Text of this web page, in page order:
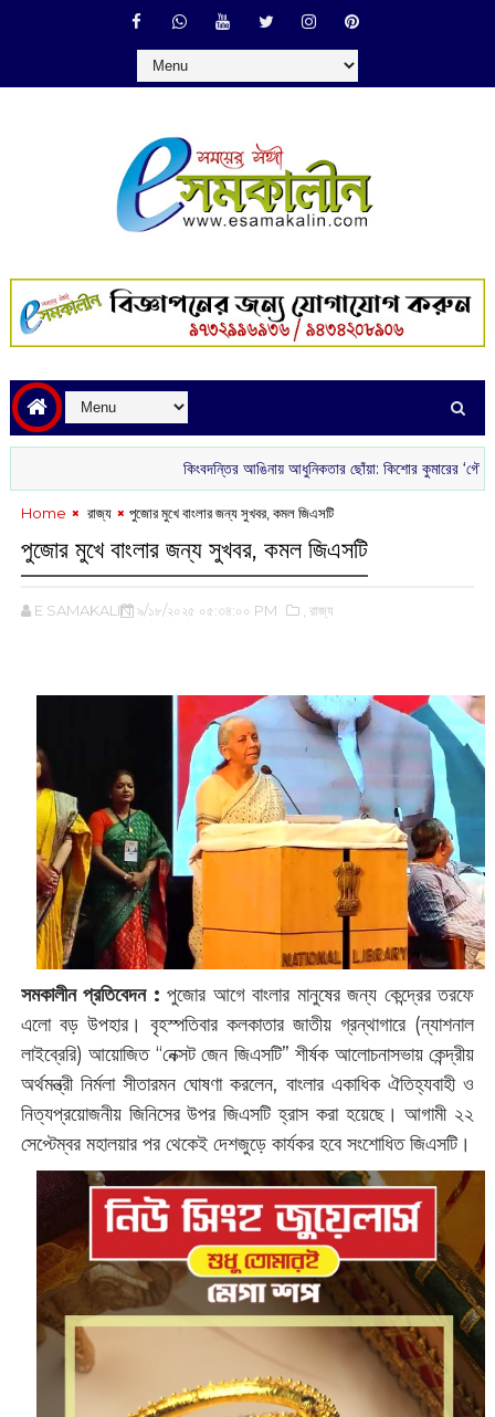
কিংবদন্তির আঙিনায় আধুনিকতার ছোঁয়া: কিশোর কুমারের ‘গৌরী কুঞ্জ’ থেকে
Home ‌ রাজ্য পুজোর মুখে বাংলার জন্য সুখবর, কমল জিএসটি
পুজোর মুখে বাংলার জন্য সুখবর, কমল জিএসটি
E SAMAKALIN ৯/১৮/২০২৫ ০৫:৩৪:০০ PM ,‌ রাজ্য
সমকালীন প্রতিবেদন : পুজোর আগে বাংলার মানুষের জন্য কেন্দ্রের তরফে
এলো বড় উপহার। বৃহস্পতিবার কলকাতার জাতীয় গ্রন্থাগারে (ন্যাশনাল
লাইব্রেরি) আয়োজিত “নেক্সট জেন জিএসটি” শীর্ষক আলোচনাসভায় কেন্দ্রীয়
অর্থমন্ত্রী নির্মলা সীতারমন ঘোষণা করলেন, বাংলার একাধিক ঐতিহ্যবাহী ও
নিত্যপ্রয়োজনীয় জিনিসের উপর জিএসটি হ্রাস করা হয়েছে। আগামী ২২
সেপ্টেম্বর মহালয়ার পর থেকেই দেশজুড়ে কার্যকর হবে সংশোধিত জিএসটি।